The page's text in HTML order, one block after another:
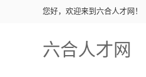
您好，欢迎来到六合人才网！
六合人才网